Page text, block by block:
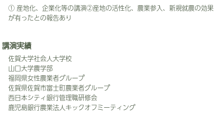
① 産地化、企業化等の講演②産地の活性化、農業参入、新規就農の効果
が有ったとの報告あり
講演実績
佐賀大学社会人大学校
山口大学農学部
福岡県女性農業者グループ
佐賀県佐賀市富士町農業者グループ
西日本シティ銀行管理職研修会
鹿児島銀行農業法人キックオフミーティング